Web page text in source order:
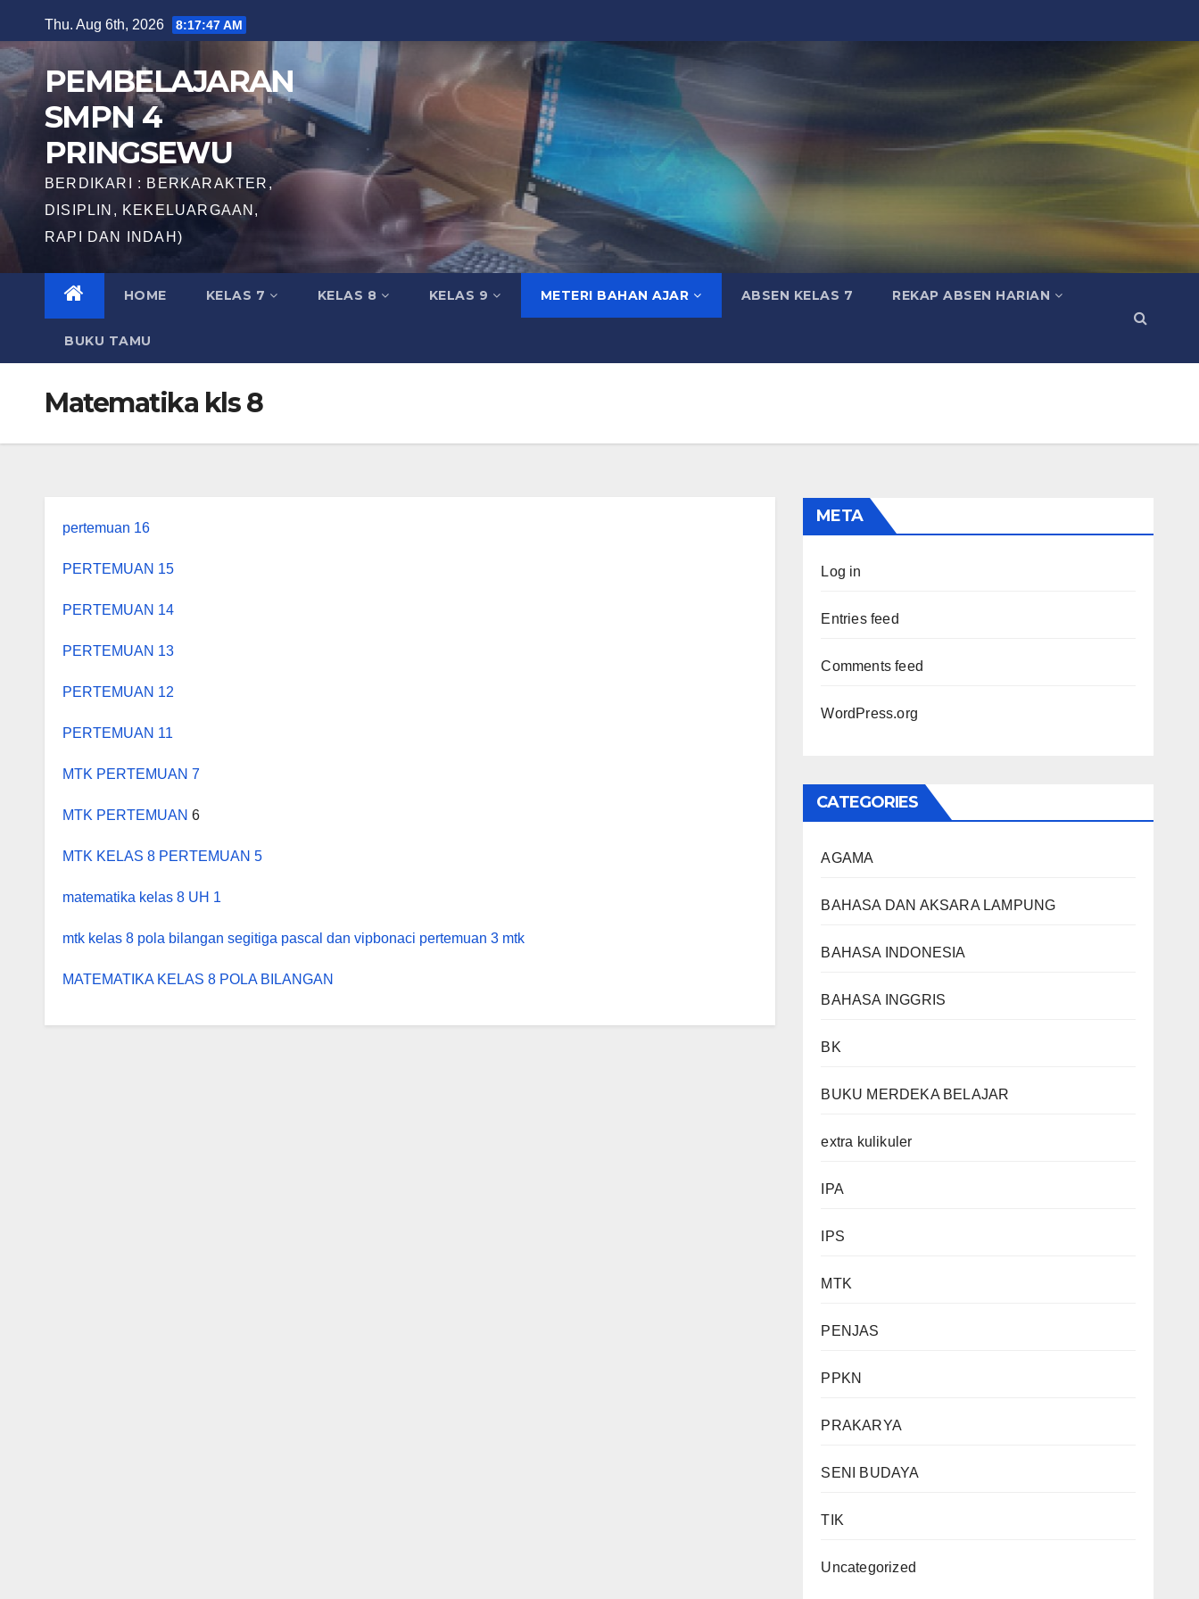
to
content
Thu. Aug 6th, 2026 8:17:48 AM
PEMBELAJARAN
SMPN 4
PRINGSEWU
BERDIKARI : BERKARAKTER,
DISIPLIN, KEKELUARGAAN,
RAPI DAN INDAH)
HOME KELAS 7 KELAS 8 KELAS 9 METERI BAHAN AJAR ABSEN KELAS 7 REKAP ABSEN HARIAN
BUKU TAMU
Matematika kls 8
pertemuan 16
PERTEMUAN 15
PERTEMUAN 14
PERTEMUAN 13
PERTEMUAN 12
PERTEMUAN 11
MTK PERTEMUAN 7
MTK PERTEMUAN 6
MTK KELAS 8 PERTEMUAN 5
matematika kelas 8 UH 1
mtk kelas 8 pola bilangan segitiga pascal dan vipbonaci pertemuan 3 mtk
MATEMATIKA KELAS 8 POLA BILANGAN
META
Log in
Entries feed
Comments feed
WordPress.org
CATEGORIES
AGAMA
BAHASA DAN AKSARA LAMPUNG
BAHASA INDONESIA
BAHASA INGGRIS
BK
BUKU MERDEKA BELAJAR
extra kulikuler
IPA
IPS
MTK
PENJAS
PPKN
PRAKARYA
SENI BUDAYA
TIK
Uncategorized